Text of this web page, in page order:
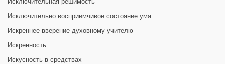
Исключительная решимость
Исключительно восприимчивое состояние ума
Искреннее вверение духовному учителю
Искренность
Искусность в средствах